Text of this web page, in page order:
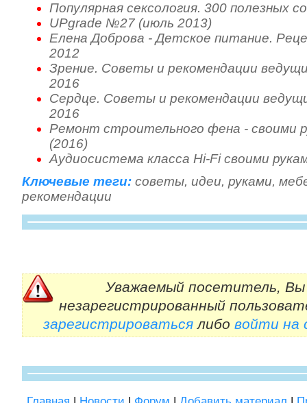
Популярная сексология. 300 полезных
UPgrade №27 (июль 2013)
Елена Доброва - Детское питание.
2012
Зрение. Советы и рекомендации
2016
Сердце. Советы и рекомендации
2016
Ремонт строительного фена - своими
(2016)
Аудиосистема класса Hi-Fi своими
Ключевые теги: советы, идеи, руками,
рекомендации
Уважаемый посетитель, Вы
незарегистрированный
зарегистрироватьсялибо войти на